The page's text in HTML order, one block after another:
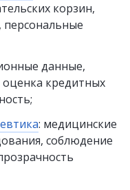
корзин,
данные,
кредитных
: медицинские
соблюдение